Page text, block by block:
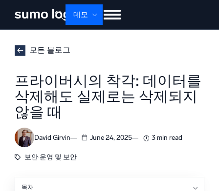
데모
제품 솔루션
Dojo AI 새로움
멀티에이전트 AI 플랫폼
플랫폼
모니터링, 문제 해결, 자동화 및 방어
모든 블로그
프라이버시의 착각: 데이터를
삭제해도 실제로는 삭제되지
않을 때
David Girvin June 24, 2025 3 min read
보안·운영 및 보안
목차